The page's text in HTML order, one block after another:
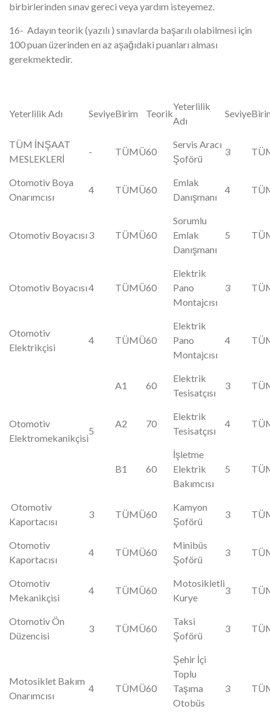
birbirlerinden sınav gereci veya yardım isteyemez.
16- Adayın teorik (yazılı ) sınavlarda başarılı olabilmesi için
100 puan üzerinden en az aşağıdaki puanları alması
gerekmektedir.
Yeterlilik Adı SeviyeBirim Teorik
Yeterlilik
Adı
Seviye
TÜM İNŞAAT
MESLEKLERİ
- TÜMÜ60
Servis Aracı
Şoförü
3
Otomotiv Boya
Onarımcısı
4 TÜMÜ60
Emlak
Danışmanı
4
Otomotiv Boyacısı 3 TÜMÜ60
Sorumlu
Emlak
Danışmanı
5
Otomotiv Boyacısı4 TÜMÜ60
Elektrik
Pano
Montajcısı
3
Otomotiv
Elektrikçisi
4 TÜMÜ60
Elektrik
Pano
Montajcısı
4
Otomotiv
Elektromekanikçisi
5
A1 60
Elektrik
Tesisatçısı
3
A2 70
Elektrik
Tesisatçısı
4
B1 60
İşletme
Elektrik
Bakımcısı
5
Otomotiv
Kaportacısı
3 TÜMÜ60
Kamyon
Şoförü
3
Otomotiv
Kaportacısı
4 TÜMÜ60
Minibüs
Şoförü
3
Otomotiv
Mekanikçisi
4 TÜMÜ60
Motosikletli
Kurye
3
Otomotiv Ön
Düzencisi
3 TÜMÜ60
Taksi
Şoförü
3
Motosiklet Bakım
Onarımcısı
4 TÜMÜ60
Şehir İçi
Toplu
Taşıma
Otobüs
3